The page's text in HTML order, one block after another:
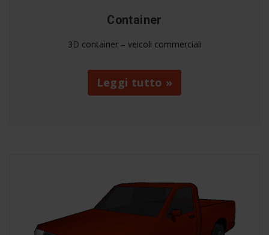
Container
3D container – veicoli commerciali
Leggi tutto »